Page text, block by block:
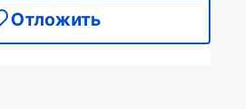
Отложить